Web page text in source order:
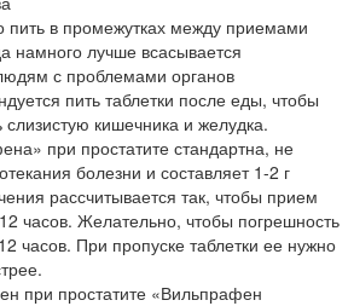
пить в промежутках между приемами
намного лучше всасывается
с проблемами органов
пить таблетки после еды, чтобы
кишечника и желудка.
при простатите стандартна, не
болезни и составляет 1-2 г
рассчитывается так, чтобы прием
часов. Желательно, чтобы погрешность
часов. При пропуске таблетки ее нужно
при простатите «Вильпрафен